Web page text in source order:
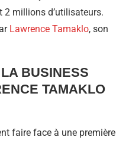
millions d’utilisateurs.
Lawrence Tamaklo, son
BUSINESS
TAMAKLO
faire face à une première